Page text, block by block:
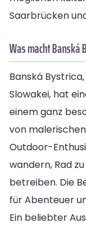
Saarbrücken
Was macht Banská
Banská
Slowakei, hat
einem ganz
von
Outdoor-
wandern, Rad
betreiben. Die
für Abenteuer
Ein beliebter